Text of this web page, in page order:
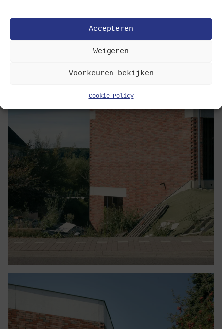
Accepteren
Weigeren
Voorkeuren bekijken
Cookie Policy